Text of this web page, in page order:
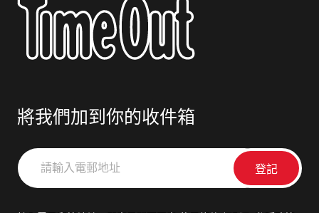
將我們加到你的收件箱
請
輸